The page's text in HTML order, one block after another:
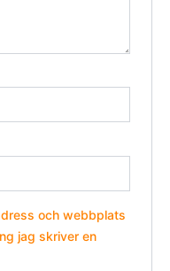
och webbplats
jag skriver en